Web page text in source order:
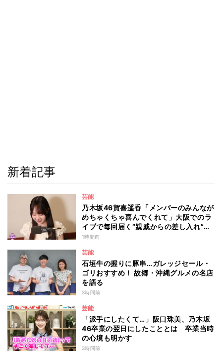
新着記事
芸能
乃木坂46賀喜遥香「メンバーのみんなが
めちゃくちゃ喜んでくれて」大阪でのラ
イブで毎回届く“親戚からの差し入れ”と
は？
1時間前
芸能
石垣牛の握りに豚串…ガレッジセール・
ゴリおすすめ！ 故郷・沖縄グルメの名店
を語る
3時間前
芸能
「派手にしたくて…」阪口珠美、乃木坂
46卒業の翌日にしたこととは 卒業当時
の心境も明かす
3時間前